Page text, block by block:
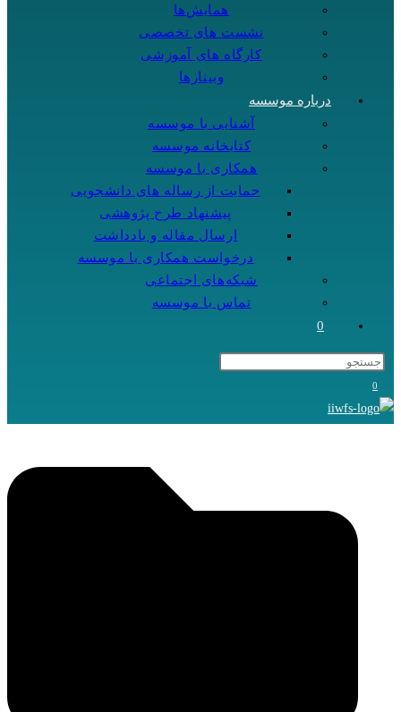
همایش‌ها
نشست های تخصصی
کارگاه های آموزشی
وبینارها
درباره موسسه
آشنایی با موسسه
کتابخانه موسسه
همکاری با موسسه
حمایت از رساله های دانشجویی
پیشنهاد طرح پژوهشی
ارسال مقاله و یادداشت
درخواست همکاری با موسسه
شبکه‌های اجتماعی
تماس با موسسه
0
0